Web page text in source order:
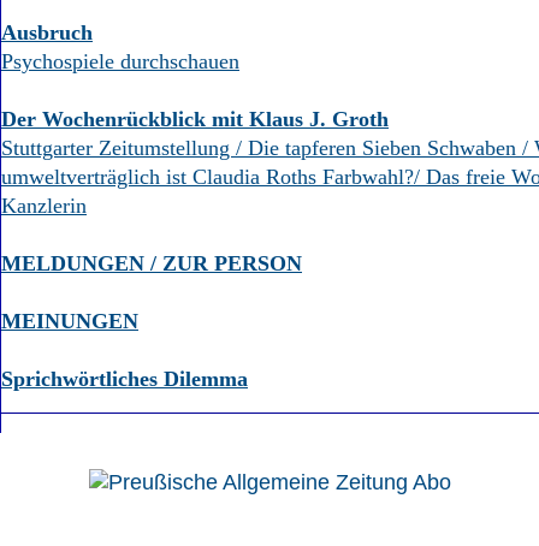
Ausbruch
Psychospiele durchschauen
Der Wochenrückblick mit Klaus J. Groth
Stuttgarter Zeitumstellung / Die tapferen Sieben Schwaben /
umweltverträglich ist Claudia Roths Farbwahl?/ Das freie
Kanzlerin
MELDUNGEN / ZUR PERSON
MEINUNGEN
Sprichwörtliches Dilemma